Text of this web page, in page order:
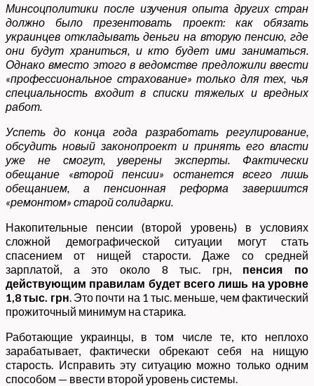
Минсоцполитики после изучения опыта других стран
должно было презентовать проект: как обязать
украинцев откладывать деньги на вторую пенсию, где
они будут храниться, и кто будет ими заниматься.
Однако вместо этого в ведомстве предложили ввести
«профессиональное страхование» только для тех, чья
специальность входит в списки тяжелых и вредных
работ.
Успеть до конца года разработать регулирование,
обсудить новый законопроект и принять его власти
уже не смогут, уверены эксперты. Фактически
обещание «второй пенсии» останется всего лишь
обещанием, а пенсионная реформа завершится
«ремонтом» старой солидарки.
Накопительные пенсии (второй уровень) в условиях
сложной демографической ситуации могут стать
спасением от нищей старости. Даже со средней
зарплатой, а это около 8 тыс. грн, пенсия по
действующим правилам будет всего лишь на уровне
1,8 тыс. грн. Это почти на 1 тыс. меньше, чем фактический
прожиточный минимум на старика.
Работающие украинцы, в том числе те, кто неплохо
зарабатывает, фактически обрекают себя на нищую
старость. Исправить эту ситуацию можно только одним
способом — ввести второй уровень системы.